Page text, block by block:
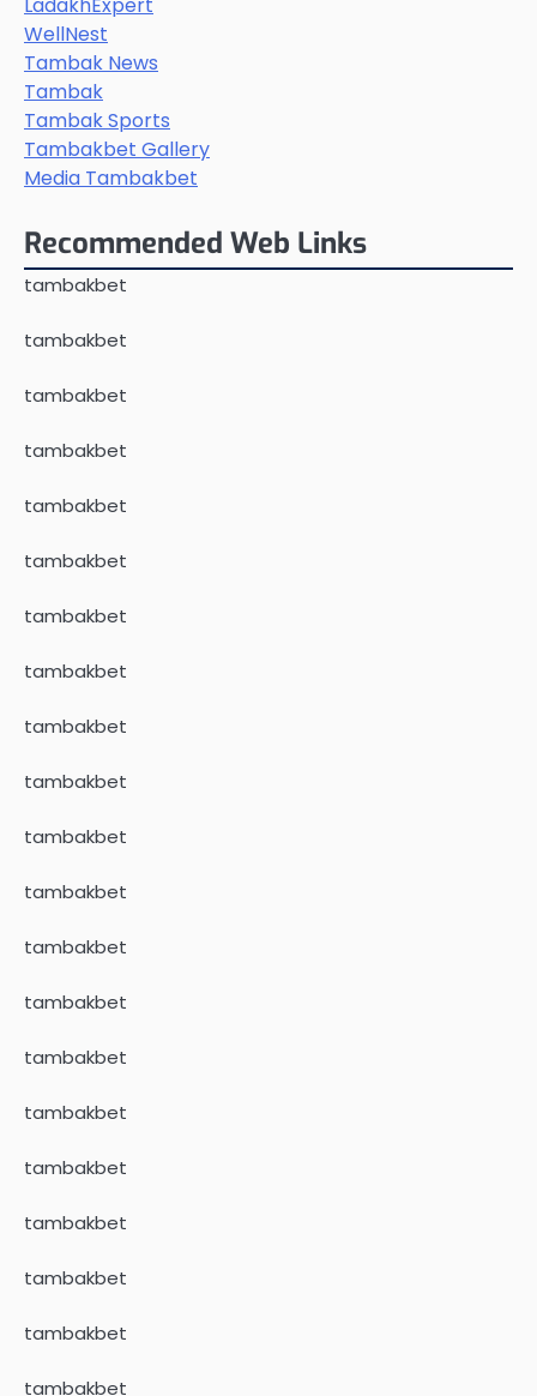
LadakhExpert
WellNest
Tambak News
Tambak
Tambak Sports
Tambakbet Gallery
Media Tambakbet
Recommended Web Links
tambakbet
tambakbet
tambakbet
tambakbet
tambakbet
tambakbet
tambakbet
tambakbet
tambakbet
tambakbet
tambakbet
tambakbet
tambakbet
tambakbet
tambakbet
tambakbet
tambakbet
tambakbet
tambakbet
tambakbet
tambakbet